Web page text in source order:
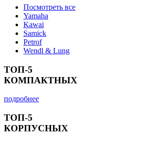
Посмотреть все
Yamaha
Kawai
Samick
Petrof
Wendl & Lung
ТОП-5
КОМПАКТНЫХ
подробнее
ТОП-5
КОРПУСНЫХ